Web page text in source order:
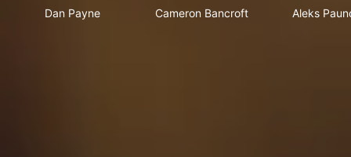
Dan Payne Cameron Bancroft Aleks